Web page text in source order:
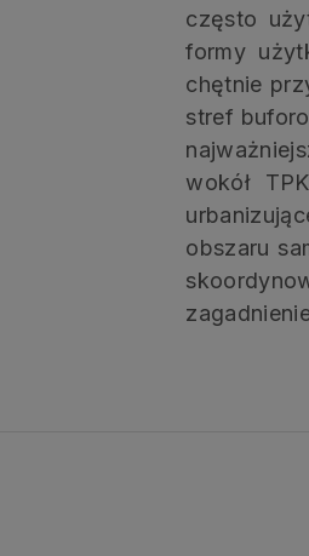
często
formy
chętnie
stref
wokół
obszaru